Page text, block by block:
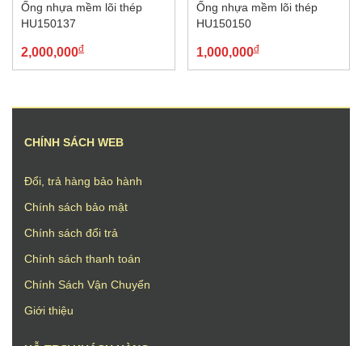
Ống nhựa mềm lõi thép
HU150137
2,000,000đ
Ống nhựa mềm lõi thép
HU150150
1,000,000đ
CHÍNH SÁCH WEB
Đổi, trả hàng bảo hành
Chính sách bảo mật
Chính sách đổi trả
Chính sách thanh toán
Chính Sách Vận Chuyển
Giới thiệu